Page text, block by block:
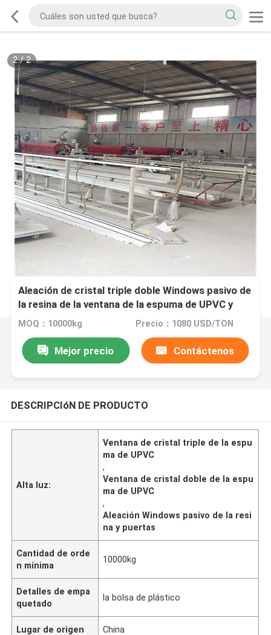
2/2
Aleación de cristal triple doble Windows pasivo de
la resina de la ventana de la espuma de UPVC y
puertas
MOQ：10000kg Precio：1080 USD/TON
Mejor precio Contáctenos
DESCRIPCIóN DE PRODUCTO
Alta luz:
Ventana de cristal triple de la espu
ma de UPVC
,
Ventana de cristal doble de la espu
ma de UPVC
,
Aleación Windows pasivo de la resi
na y puertas
Cantidad de orde
n mínima
10000kg
Detalles de empa
quetado
la bolsa de plástico
Lugar de origen China